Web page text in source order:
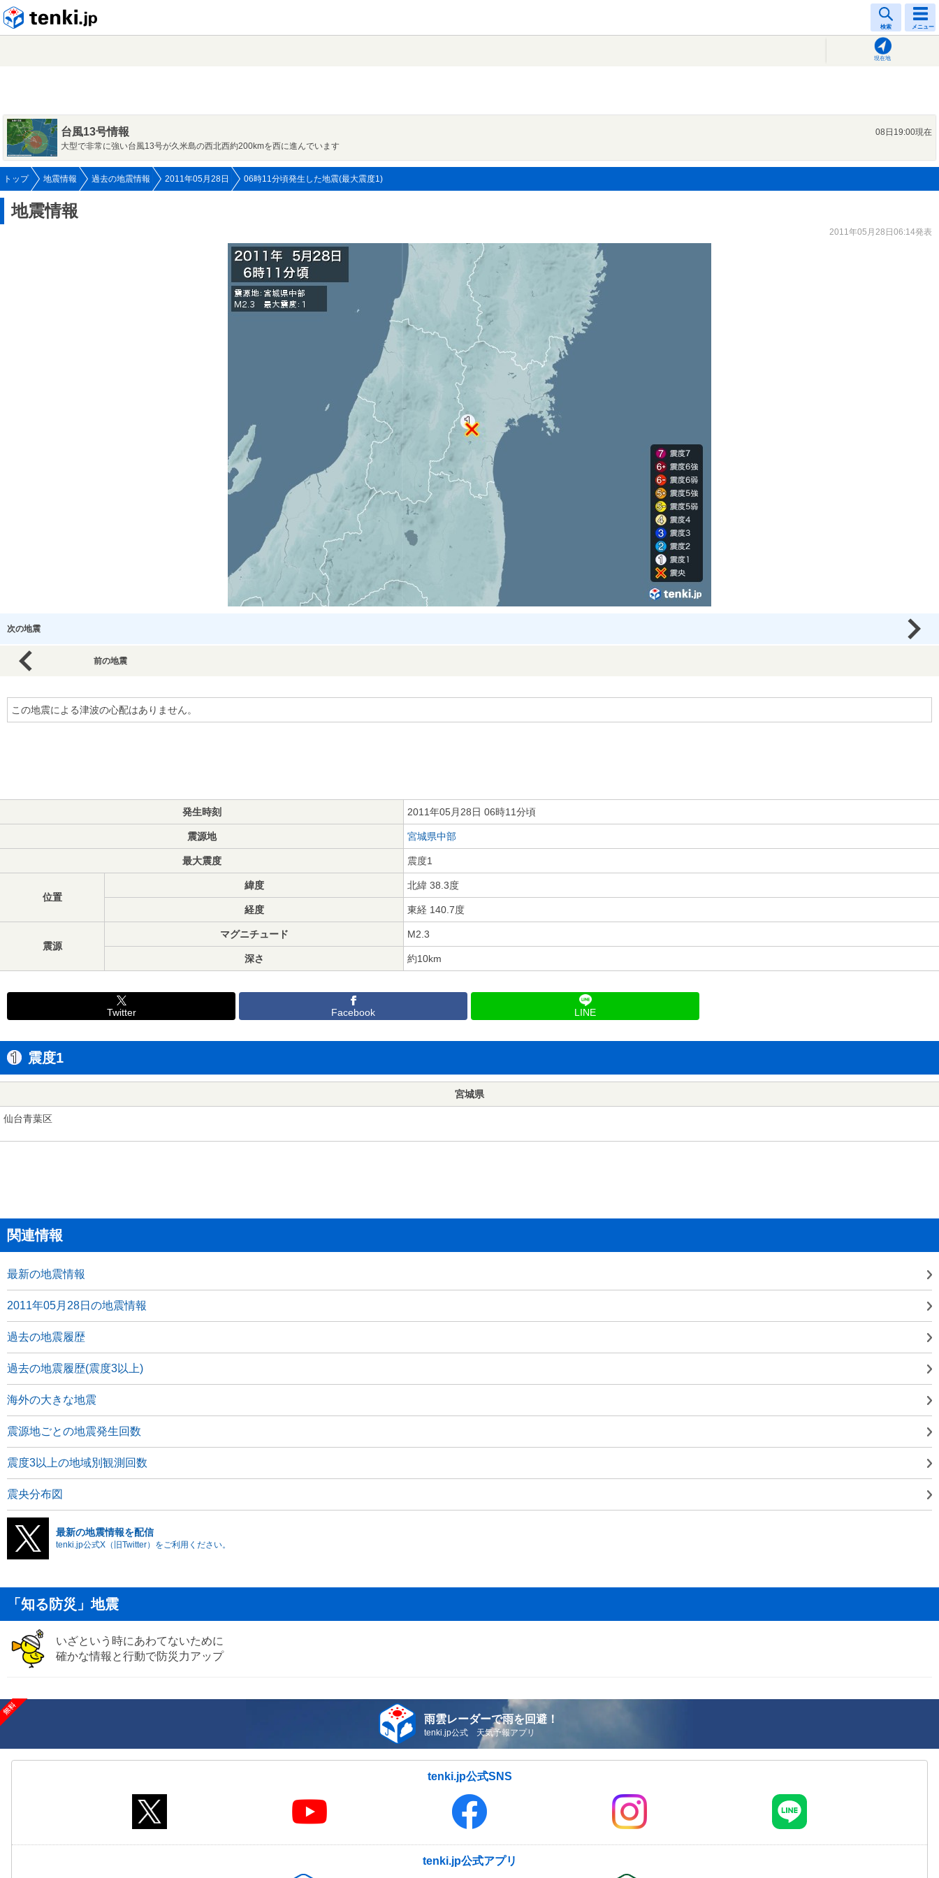
検索 メニュー
現在地
台風13号情報
08日19:00現在
大型で非常に強い台風13号が久米島の西北西約200kmを西に進んでいます
トップ 地震情報 過去の地震情報 2011年05月28日 06時11分頃発生した地震(最大震度1)
地震情報
2011年05月28日06:14発表
次の地震
前の地震
この地震による津波の心配はありません。
発生時刻 2011年05月28日 06時11分頃
震源地 宮城県中部
最大震度 震度1
位置
緯度 北緯 38.3度
経度 東経 140.7度
震源
マグニチュード M2.3
深さ 約10km
Twitter Facebook LINE
震度1
宮城県
仙台青葉区
関連情報
最新の地震情報
2011年05月28日の地震情報
過去の地震履歴
過去の地震履歴(震度3以上)
海外の大きな地震
震源地ごとの地震発生回数
震度3以上の地域別観測回数
震央分布図
最新の地震情報を配信
tenki.jp公式X（旧Twitter）をご利用ください。
「知る防災」地震
いざという時にあわてないために
確かな情報と行動で防災力アップ
雨雲レーダーで雨を回避！
tenki.jp公式 天気予報アプリ
tenki.jp公式SNS
tenki.jp公式アプリ